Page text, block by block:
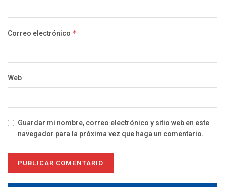
Correo electrónico *
Web
Guardar mi nombre, correo electrónico y sitio web en este
navegador para la próxima vez que haga un comentario.